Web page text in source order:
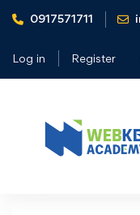
0917571711
Log in Register
Home Chi phúc lợi
Tag: Chi